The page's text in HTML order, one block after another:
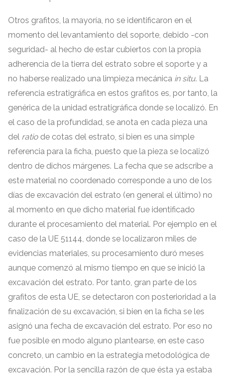
Otros grafitos, la mayoría, no se identificaron en el
momento del levantamiento del soporte, debido -con
seguridad- al hecho de estar cubiertos con la propia
adherencia de la tierra del estrato sobre el soporte y a
no haberse realizado una limpieza mecánica in situ. La
referencia estratigráfica en estos grafitos es, por tanto, la
genérica de la unidad estratigráfica donde se localizó. En
el caso de la profundidad, se anota en cada pieza una
del ratio de cotas del estrato, si bien es una simple
referencia para la ficha, puesto que la pieza se localizó
dentro de dichos márgenes. La fecha que se adscribe a
este material no coordenado corresponde a uno de los
días de excavación del estrato (en general el último) no
al momento en que dicho material fue identificado
durante el procesamiento del material. Por ejemplo en el
caso de la UE51144, donde se localizaron miles de
evidencias materiales, su procesamiento duró meses
aunque comenzó al mismo tiempo en que se inició la
excavación del estrato. Por tanto, gran parte de los
grafitos de esta UE, se detectaron con posterioridad a la
finalización de su excavación, si bien en la ficha se les
asignó una fecha de excavación del estrato. Por eso no
fue posible en modo alguno plantearse, en este caso
concreto, un cambio en la estrategia metodológica de
excavación. Por la sencilla razón de que ésta ya estaba